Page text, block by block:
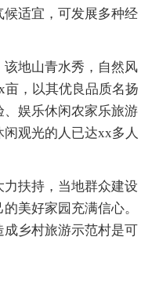
适宜，可发展多种经
地山青水秀，自然风
，以其优良品质名扬
娱乐休闲农家乐旅游
观光的人已达xx多人
扶持，当地群众建设
美好家园充满信心。
乡村旅游示范村是可